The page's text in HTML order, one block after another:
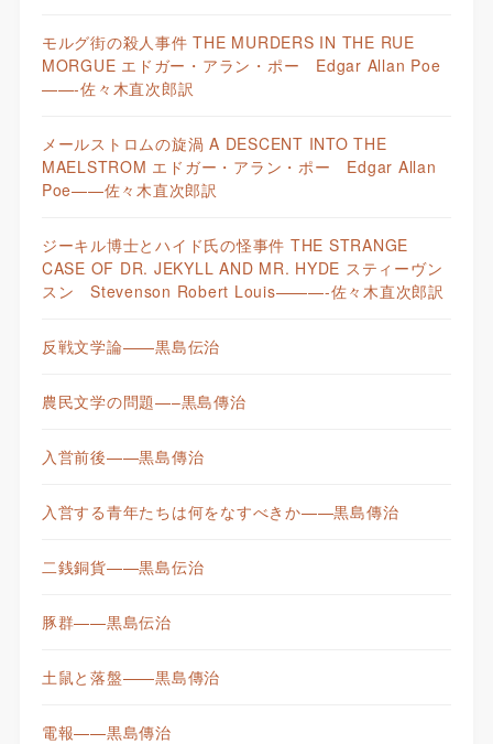
モルグ街の殺人事件 THE MURDERS IN THE RUE
MORGUE エドガー・アラン・ポー Edgar Allan Poe
——-佐々木直次郎訳
メールストロムの旋渦 A DESCENT INTO THE
MAELSTROM エドガー・アラン・ポー Edgar Allan
Poe——佐々木直次郎訳
ジーキル博士とハイド氏の怪事件 THE STRANGE
CASE OF DR. JEKYLL AND MR. HYDE スティーヴン
スン Stevenson Robert Louis———-佐々木直次郎訳
反戦文学論——黒島伝治
農民文学の問題—–黒島傳治
入営前後——黒島傳治
入営する青年たちは何をなすべきか——黒島傳治
二銭銅貨——黒島伝治
豚群——黒島伝治
土鼠と落盤——黒島傳治
電報——黒島傳治